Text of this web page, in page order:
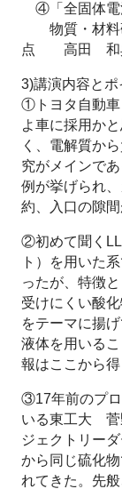
④「全固体電
物質・材料
点 高田 和
3)講演内容とポ
①トヨタ自動車
よ車に採用か
く、電解質か
究がメインで
例が挙げられ
約、入口の隙
②初めて聞く
ト）を用いた
ったが、特徴
受けにくい酸
をテーマに揚
液体を用いる
報はここから得
③17年前のプロ
いる東工大 菅
ジェクトリー
から同じ硫化
れてきた。先